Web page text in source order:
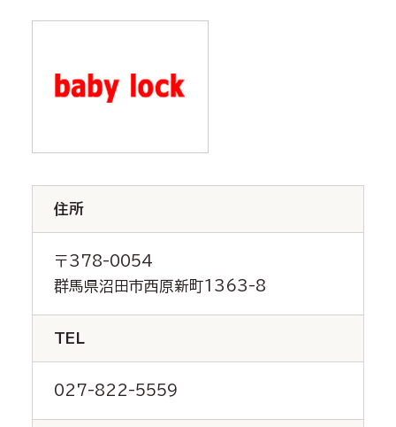
住所
〒378-0054
群馬県沼田市西原新町1363-8
TEL
027-822-5559